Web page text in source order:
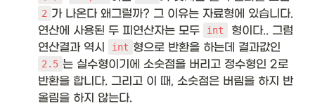
2 가 나온다 왜그럴까? 그 이유는 자료형에 있습니다.
연산에 사용된 두 피연산자는 모두
int
형이다.. 그럼
연산결과 역시
int
2.5 는 실수형이기에 소숫점을 버리고 정수형인 2로
반환을 합니다. 그리고 이 때, 소숫점은 버림을 하지 반
올림을 하지 않는다.